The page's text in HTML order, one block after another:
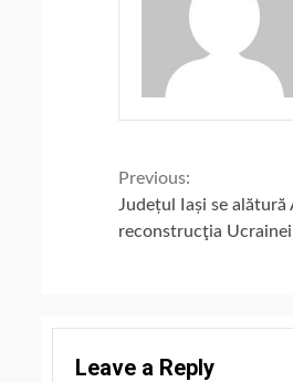
Continue
Reading
Previous:
Județul Iași se
reconstrucţia Ucrainei
Leave a Reply